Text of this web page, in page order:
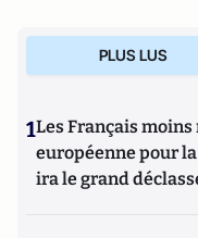
PLUS LUS
1Les Français
européenne pour
ira le grand